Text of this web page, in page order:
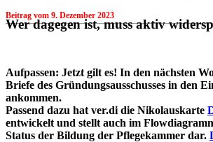
Beitrag vom 9. Dezember 2023
Wer dagegen ist, muss aktiv
Aufpassen: Jetzt gilt es! In den nächsten
Briefe des Gründungsausschusses in den
ankommen.
Passend dazu hat ver.di die Nikolauskarte
entwickelt und stellt auch im
Status der Bildung der Pflegekammer dar.